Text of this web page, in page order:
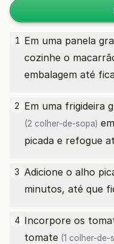
1 Em uma panela
cozinhe o
embalagem até
2 Em uma frigideira
(2 colher-de-sopa)
picada e refogue
3 Adicione o alho
minutos, até que
4 Incorpore os
tomate (1 colher-de-